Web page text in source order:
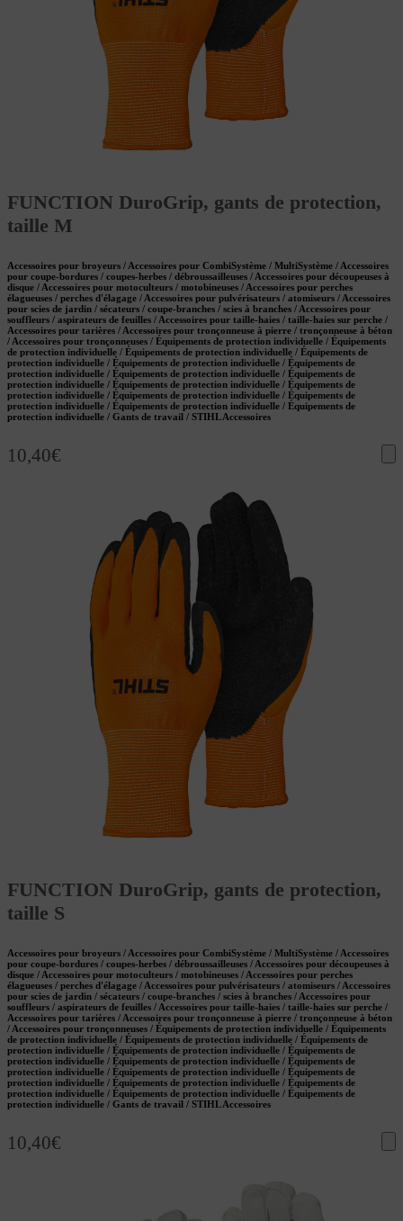
FUNCTION DuroGrip, gants de protection,
taille M
Accessoires pour broyeurs / Accessoires pour CombiSystème / MultiSystème / Accessoires
pour coupe-bordures / coupes-herbes / débroussailleuses / Accessoires pour découpeuses à
disque / Accessoires pour motoculteurs / motobineuses / Accessoires pour perches
élagueuses / perches d'élagage / Accessoires pour pulvérisateurs / atomiseurs / Accessoires
pour scies de jardin / sécateurs / coupe-branches / scies à branches / Accessoires pour
souffleurs / aspirateurs de feuilles / Accessoires pour taille-haies / taille-haies sur perche /
Accessoires pour tarières / Accessoires pour tronçonneuse à pierre / tronçonneuse à béton
/ Accessoires pour tronçonneuses / Équipements de protection individuelle / Équipements
de protection individuelle / Équipements de protection individuelle / Équipements de
protection individuelle / Équipements de protection individuelle / Équipements de
protection individuelle / Équipements de protection individuelle / Équipements de
protection individuelle / Équipements de protection individuelle / Équipements de
protection individuelle / Équipements de protection individuelle / Équipements de
protection individuelle / Équipements de protection individuelle / Équipements de
protection individuelle / Gants de travail / STIHL Accessoires
10,40€
FUNCTION DuroGrip, gants de protection,
taille S
Accessoires pour broyeurs / Accessoires pour CombiSystème / MultiSystème / Accessoires
pour coupe-bordures / coupes-herbes / débroussailleuses / Accessoires pour découpeuses à
disque / Accessoires pour motoculteurs / motobineuses / Accessoires pour perches
élagueuses / perches d'élagage / Accessoires pour pulvérisateurs / atomiseurs / Accessoires
pour scies de jardin / sécateurs / coupe-branches / scies à branches / Accessoires pour
souffleurs / aspirateurs de feuilles / Accessoires pour taille-haies / taille-haies sur perche /
Accessoires pour tarières / Accessoires pour tronçonneuse à pierre / tronçonneuse à béton
/ Accessoires pour tronçonneuses / Équipements de protection individuelle / Équipements
de protection individuelle / Équipements de protection individuelle / Équipements de
protection individuelle / Équipements de protection individuelle / Équipements de
protection individuelle / Équipements de protection individuelle / Équipements de
protection individuelle / Équipements de protection individuelle / Équipements de
protection individuelle / Équipements de protection individuelle / Équipements de
protection individuelle / Équipements de protection individuelle / Équipements de
protection individuelle / Gants de travail / STIHL Accessoires
10,40€